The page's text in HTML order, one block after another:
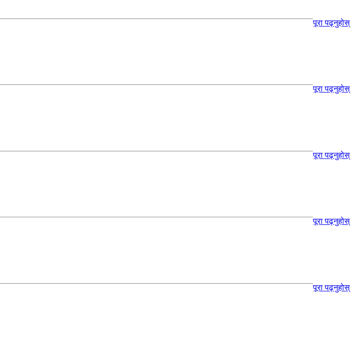
पूरा पढ्नुहोस्
पूरा पढ्नुहोस्
पूरा पढ्नुहोस्
पूरा पढ्नुहोस्
पूरा पढ्नुहोस्